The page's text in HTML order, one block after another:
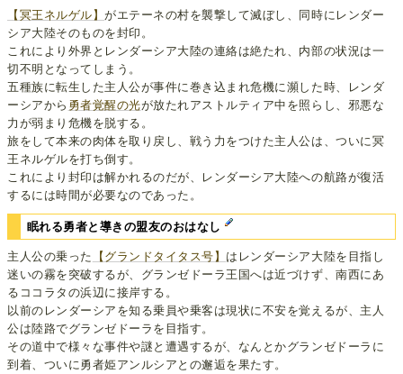
【冥王ネルゲル】がエテーネの村を襲撃して滅ぼし、同時にレンダー
シア大陸そのものを封印。
これにより外界とレンダーシア大陸の連絡は絶たれ、内部の状況は一
切不明となってしまう。
五種族に転生した主人公が事件に巻き込まれ危機に瀕した時、レンダ
ーシアから 勇者覚醒の光が放たれアストルティア中を照らし、邪悪な
力が弱まり危機を脱する。
旅をして本来の肉体を取り戻し、戦う力をつけた主人公は、ついに冥
王ネルゲルを打ち倒す。
これにより封印は解かれるのだが、レンダーシア大陸への航路が復活
するには時間が必要なのであった。
眠れる勇者と導きの盟友のおはなし
主人公の乗った 【グランドタイタス号】 はレンダーシア大陸を目指し
迷いの霧を突破するが、グランゼドーラ王国へは近づけず、南西にあ
るココラタの浜辺に接岸する。
以前のレンダーシアを知る乗員や乗客は現状に不安を覚えるが、主人
公は陸路でグランゼドーラを目指す。
その道中で様々な事件や謎と遭遇するが、なんとかグランゼドーラに
到着、ついに勇者姫アンルシアとの邂逅を果たす。